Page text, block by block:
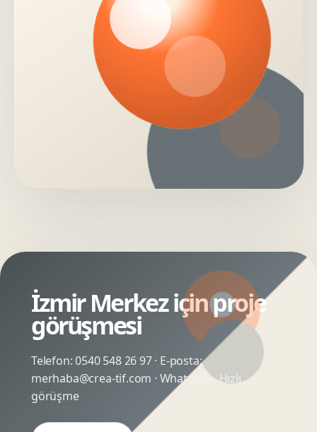
İzmir Merkez için proje
görüşmesi
Telefon:0540 548 26 97· E-posta:
merhaba@crea-tif.com · WhatsApp:Hızlı
görüşme